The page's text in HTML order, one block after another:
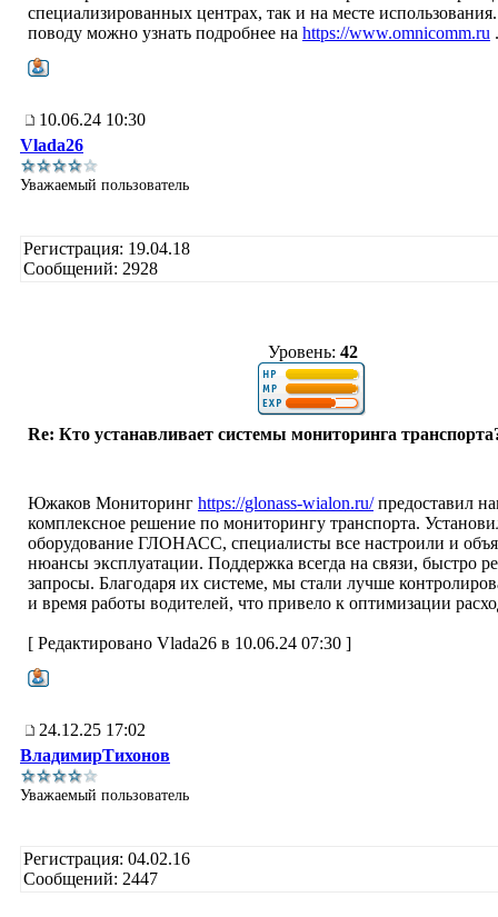
специализированных центрах, так и на месте
поводу можно узнать подробнее на https://www.omnicomm.ru .
10.06.24 10:30
Vlada26
Уважаемый пользователь
Регистрация: 19.04.18
Сообщений: 2928
Уровень: 42
Re: Кто устанавливает системы мониторинга
Южаков Мониторинг https://glonass-wialon.ru/предоставил
комплексное решение по мониторингу транспорта.
оборудование ГЛОНАСС, специалисты все настроили и
нюансы эксплуатации. Поддержка всегда на связи, быстро
запросы. Благодаря их системе, мы стали лучше
и время работы водителей, что привело к оптимизации
[ Редактировано Vlada26 в 10.06.24 07:30 ]
24.12.25 17:02
ВладимирТихонов
Уважаемый пользователь
Регистрация: 04.02.16
Сообщений: 2447